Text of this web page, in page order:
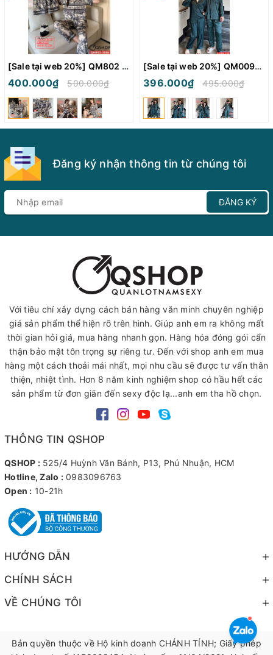
[Sale tại web 20%] QM802 - Bộ đồ ngủ Pijama nam nữ
400.000₫ 500.000₫
[Sale tại web 20%] QM0094 - Bộ đồ ngủ pijama cặp đôi tay dài
396.000₫ 495.000₫
Đăng ký nhận thông tin từ chúng tôi
ĐĂNG KÝ
Với tiêu chí xây dựng cách bán hàng văn minh chuyên nghiệp
giá sản phẩm thể hiện rõ trên hình. Giúp anh em ra không mất
thời gian hỏi giá, mua hàng nhanh gọn. Hàng hóa đóng gói cẩn
thận bảo mật tôn trọng sự riêng tư. Đến với shop anh em mua
hàng một cách thoải mái nhất, mọi nhu cầu sẽ được tư vấn thân
thiện, nhiệt tình. Hơn 8 năm kinh nghiệm shop có hầu hết các
sản phẩm từ đơn giãn đến sexy độc lạ...anh em tha hồ chọn.
THÔNG TIN QSHOP
QSHOP : 525/4 Huỳnh Văn Bánh, P13, Phú Nhuận, HCM
Hotline, Zalo : 0983096763
Open : 10-21h
HƯỚNG DẪN
CHÍNH SÁCH
VỀ CHÚNG TÔI
Bản quyền thuộc về Hộ kinh doanh CHÁNH TÍNH; Giấy phép